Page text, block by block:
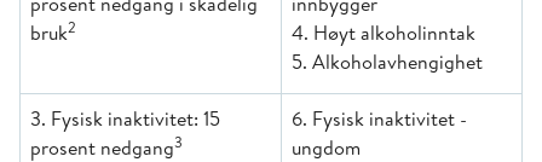
bruk2
4. Høyt alkoholinntak
5. Alkoholavhengighet
3. Fysisk inaktivitet: 15
prosent nedgang3
6. Fysisk inaktivitet -
ungdom